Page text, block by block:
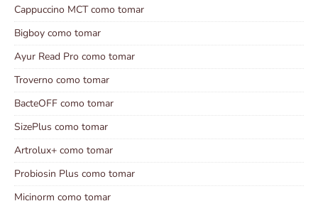
Cappuccino MCT como tomar
Bigboy como tomar
Ayur Read Pro como tomar
Troverno como tomar
BacteOFF como tomar
SizePlus como tomar
Artrolux+ como tomar
Probiosin Plus como tomar
Micinorm como tomar